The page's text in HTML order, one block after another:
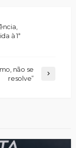
à 1ª
não se
resolve”